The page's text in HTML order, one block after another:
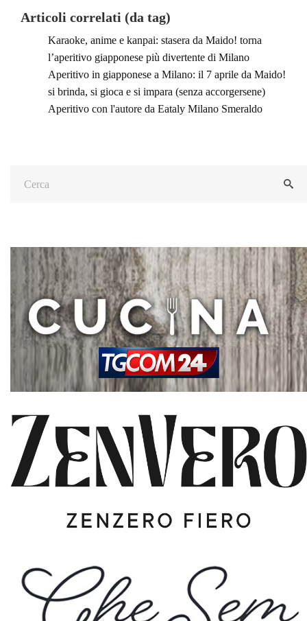
Articoli correlati (da tag)
Karaoke, anime e kanpai: stasera da Maido! torna
l’aperitivo giapponese più divertente di Milano
Aperitivo in giapponese a Milano: il 7 aprile da Maido!
si brinda, si gioca e si impara (senza accorgersene)
Aperitivo con l'autore da Eataly Milano Smeraldo